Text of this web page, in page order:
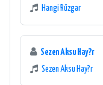
Hangi Rüzgar
Sezen Aksu Hay?r
Sezen Aksu Hay?r